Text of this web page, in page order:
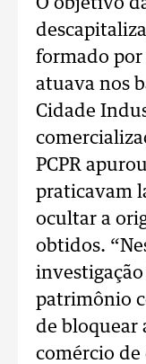
O objetivo
formado
atuava nos
Cidade
PCPR
praticavam
ocultar a
obtidos.
patrimônio
de bloquear
comércio de